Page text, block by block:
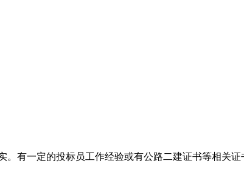
有一定的投标员工作经验或有公路二建证书等相关证